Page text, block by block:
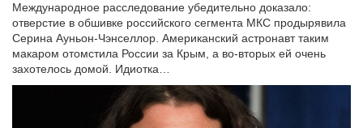
Международное расследование убедительно доказало:
отверстие в обшивке российского сегмента МКС продырявила
Серина Ауньон-Чэнселлор. Американский астронавт таким
макаром отомстила России за Крым, а во-вторых ей очень
захотелось домой. Идиотка…